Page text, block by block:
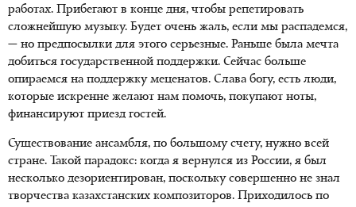
работах. Прибегают в конце дня, чтобы репетировать
сложнейшую музыку. Будет очень жаль, если мы распадемся,
— но предпосылки для этого серьезные. Раньше была мечта
добиться государственной поддержки. Сейчас больше
опираемся на поддержку меценатов. Слава богу, есть люди,
которые искренне желают нам помочь, покупают ноты,
финансируют приезд гостей.
Существование ансамбля, по большому счету, нужно всей
стране. Такой парадокс: когда я вернулся из России, я был
несколько дезориентирован, поскольку совершенно не знал
творчества казахстанских композиторов. Приходилось по